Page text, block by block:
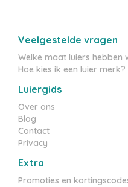
Veelgestelde vragen
Welke maat luiers hebben
Hoe kies ik een luier merk?
Luiergids
Over ons
Blog
Contact
Privacy
Extra
Promoties en